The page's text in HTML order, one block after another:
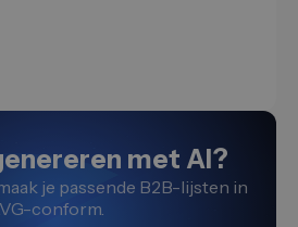
met AI?
je passende B2B-lijsten in
conform.